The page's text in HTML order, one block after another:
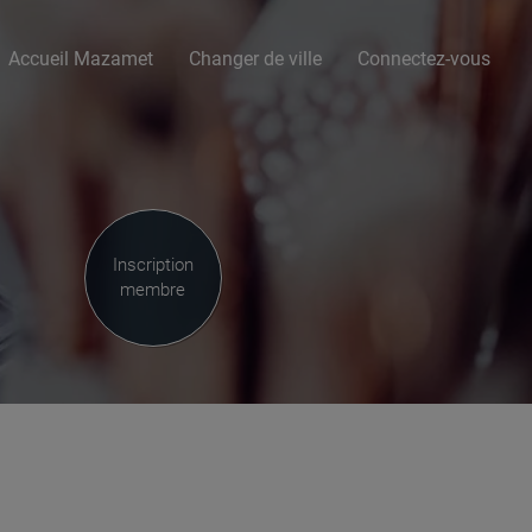
Accueil Mazamet Changer de ville Connectez-vous
Inscription
membre